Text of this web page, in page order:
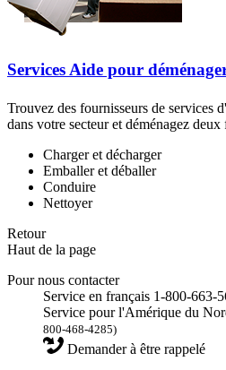
Services Aide pour
Trouvez des fournisseurs de services
dans votre secteur et déménagez
Charger et décharger
Emballer et déballer
Conduire
Nettoyer
Retour
Haut de la page
Pour nous contacter
Service en français 1-800-663-
Service pour l'Amérique du
800-468-4285)
Demander à être rappelé